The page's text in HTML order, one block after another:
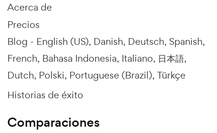
Acerca de
Precios
Blog - English (US) Danish Deutsch Spanish
French Bahasa Indonesia Italiano 日本語
Dutch Polski Portuguese (Brazil) Türkçe
Historias de éxito
Comparaciones